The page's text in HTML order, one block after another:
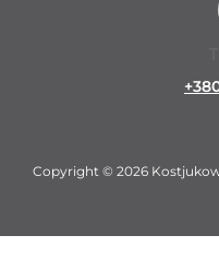
Copyright © 2026